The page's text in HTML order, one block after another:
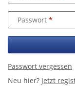
Passwort
Passwort vergessen
Neu hier? Jetzt